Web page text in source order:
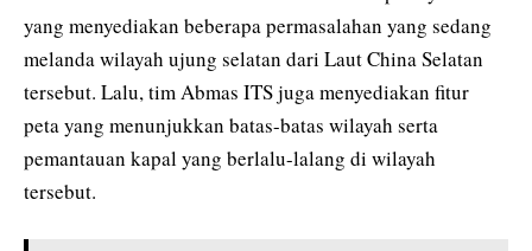
yang menyediakan beberapa permasalahan yang sedang
melanda wilayah ujung selatan dari Laut China Selatan
tersebut. Lalu, tim Abmas ITS juga menyediakan fitur
peta yang menunjukkan batas-batas wilayah serta
pemantauan kapal yang berlalu-lalang di wilayah
tersebut.